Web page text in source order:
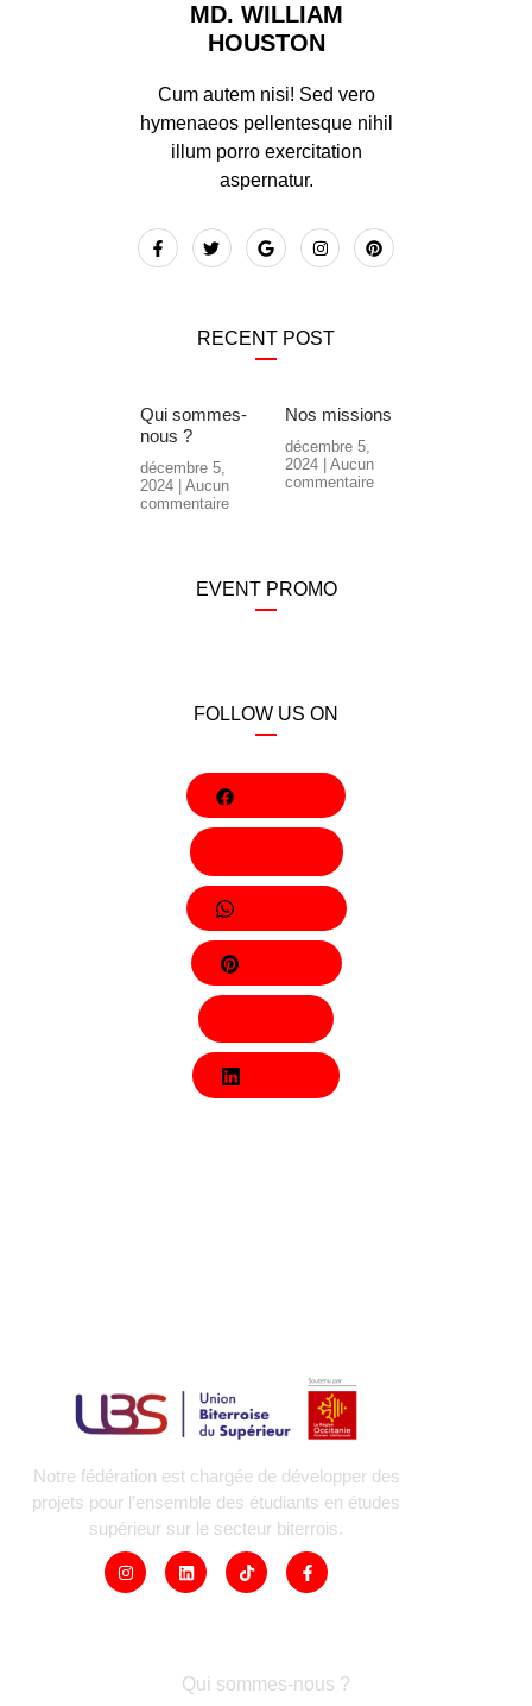
MD. WILLIAM
HOUSTON
Cum autem nisi! Sed vero
hymenaeos pellentesque nihil
illum porro exercitation
aspernatur.
RECENT POST
Qui sommes-
nous ?
décembre 5,
2024
Aucun
commentaire
Nos missions
décembre 5,
2024
Aucun
commentaire
EVENT PROMO
FOLLOW US ON
Whatsapp
Pinterest
Notre fédération est chargée de développer des
projets pour l’ensemble des étudiants en études
supérieur sur le secteur biterrois.
Qui sommes-nous ?